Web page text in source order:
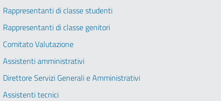
Rappresentanti di classe studenti
Rappresentanti di classe genitori
Comitato Valutazione
Assistenti amministrativi
Direttore Servizi Generali e Amministrativi
Assistenti tecnici